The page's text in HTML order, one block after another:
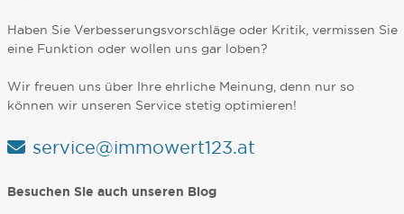
Haben Sie Verbesserungsvorschläge oder Kritik, vermissen Sie
eine Funktion oder wollen uns gar loben?
Wir freuen uns über Ihre ehrliche Meinung, denn nur so
können wir unseren Service stetig optimieren!
service@immowert123.at
Besuchen Sie auch unseren Blog